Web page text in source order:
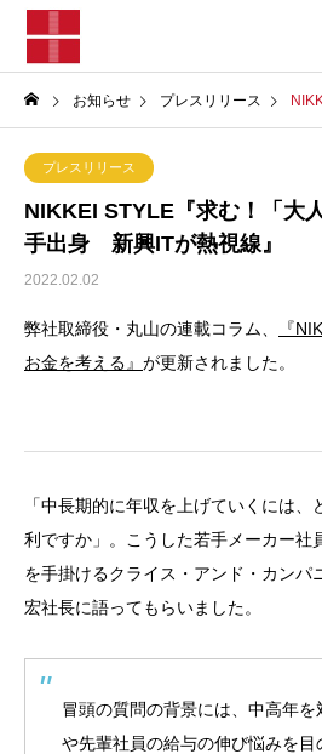
お知らせ プレスリリース NIKKEI
プレスリリース
NIKKEI STYLE『求む！「大
手出身 新興ITが熱視線』
2022.02.02
弊社取締役・丸山の連載コラム、
『
お金を考える』 が更新されました。
「中長期的に年収を上げていくには
利ですか」。こうした若手メーカー社
を手掛けるクライス・アンド・カンパ
宏社長に語ってもらいました。
冒頭の質問の背景には、中高年を
や先輩社員の給与の伸び悩みを目